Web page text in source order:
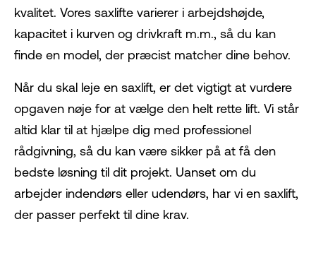
kvalitet. Vores saxlifte varierer i arbejdshøjde,
kapacitet i kurven og drivkraft m.m., så du kan
finde en model, der præcist matcher dine behov.
Når du skal leje en saxlift, er det vigtigt at vurdere
opgaven nøje for at vælge den helt rette lift. Vi står
altid klar til at hjælpe dig med professionel
rådgivning, så du kan være sikker på at få den
bedste løsning til dit projekt. Uanset om du
arbejder indendørs eller udendørs, har vi en saxlift,
der passer perfekt til dine krav.